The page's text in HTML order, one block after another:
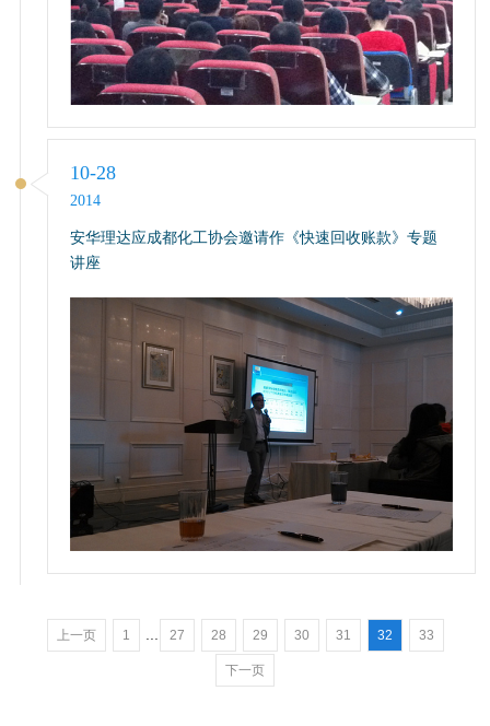
10-28
2014
安华理达应成都化工协会邀请作《快速回收账款》专题
讲座
上一页 1 27 28 29 30 31 32 33
下一页